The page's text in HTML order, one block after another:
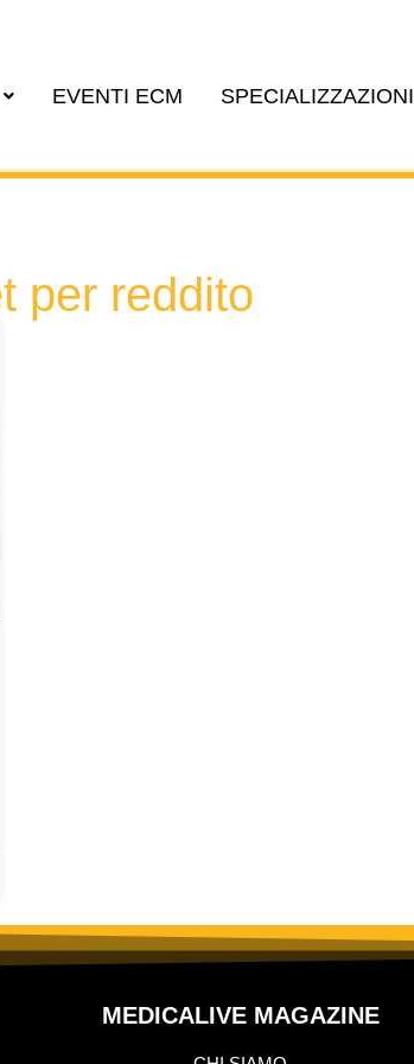
EVENTI ECM SPECIALIZZAZIONI
per reddito
MEDICALIVE MAGAZINE